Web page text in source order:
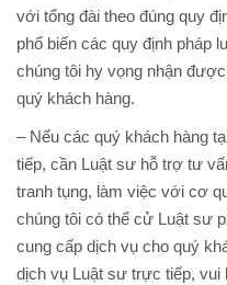
với tổng đài theo đúng quy
phổ biến các quy định pháp
chúng tôi hy vọng nhận
quý khách hàng.
– Nếu các quý khách hàng
tiếp, cần Luật sư hỗ trợ tư
tranh tụng, làm việc với cơ
chúng tôi có thể cử Luật sư
cung cấp dịch vụ cho quý
dịch vụ Luật sư trực tiếp, vui